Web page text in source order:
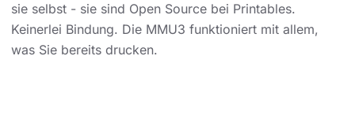
sie selbst - sie sind Open Source bei Printables.
Keinerlei Bindung. Die MMU3 funktioniert mit allem,
was Sie bereits drucken.